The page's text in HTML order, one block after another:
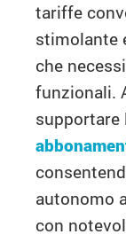
tariffe
stimolante
che
funzionali.
supportare
autonomo
con